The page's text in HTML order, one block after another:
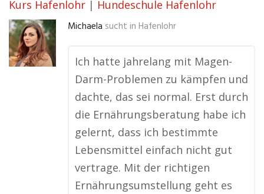
Kurs Hafenlohr | Hundeschule Hafenlohr
Michaela sucht in Hafenlohr
Ich hatte jahrelang mit Magen-
Darm-Problemen zu kämpfen und
dachte, das sei normal. Erst durch
die Ernährungsberatung habe ich
gelernt, dass ich bestimmte
Lebensmittel einfach nicht gut
vertrage. Mit der richtigen
Ernährungsumstellung geht es